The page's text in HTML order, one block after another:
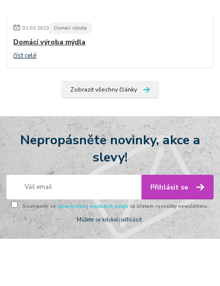
01.03.2023 Domácí výroba
Domácí výroba mýdla
číst celé
Zobrazit všechny články
Nepropásněte novinky, akce a
slevy!
Přihlásit se
Souhlasím se zpracováním osobních údajů za účelem rozesílky newsletteru.
Můžete se kdykoli odhlásit.